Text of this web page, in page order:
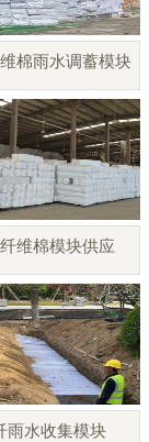
棉雨水调蓄模块
维棉模块供应
雨水收集模块